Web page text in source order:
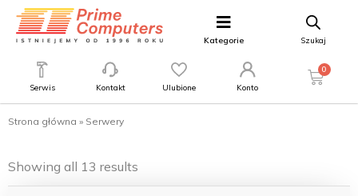
Kategorie Szukaj
Serwis Kontakt Ulubione Konto
0
Strona główna » Serwery
Showing all 13 results